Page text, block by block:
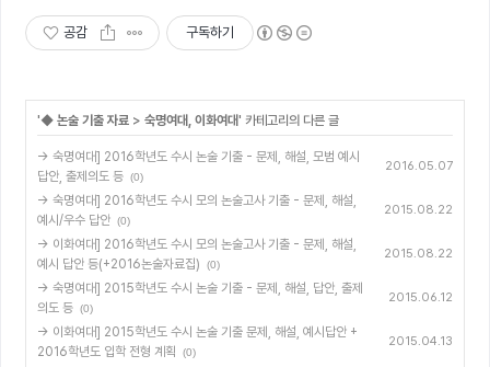
공감 구독하기
'◆ 논술 기출 자료 > 숙명여대, 이화여대' 카테고리의 다른 글
→ 숙명여대] 2016학년도 수시 논술 기출 - 문제, 해설, 모범 예시
답안, 출제의도 등 (0)
2016.05.07
→ 숙명여대] 2016학년도 수시 모의 논술고사 기출 - 문제, 해설,
예시/우수 답안 (0)
2015.08.22
→ 이화여대] 2016학년도 수시 모의 논술고사 기출 - 문제, 해설,
예시 답안 등(+2016논술자료집)
(0)
2015.08.22
→ 숙명여대] 2015학년도 수시 논술 기출 - 문제, 해설, 답안, 출제
의도 등 (0)
2015.06.12
→ 이화여대] 2015학년도 수시 논술 기출 문제, 해설, 예시답안 +
2016학년도 입학 전형 계획
(0)
2015.04.13